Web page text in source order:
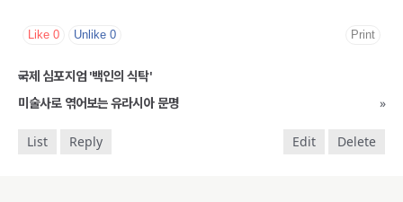
Like 0 Unlike0 Print
«
국제 심포지엄 '백인의 식탁'
미술사로 엮어보는 유라시아 문명
»
List Reply Edit Delete